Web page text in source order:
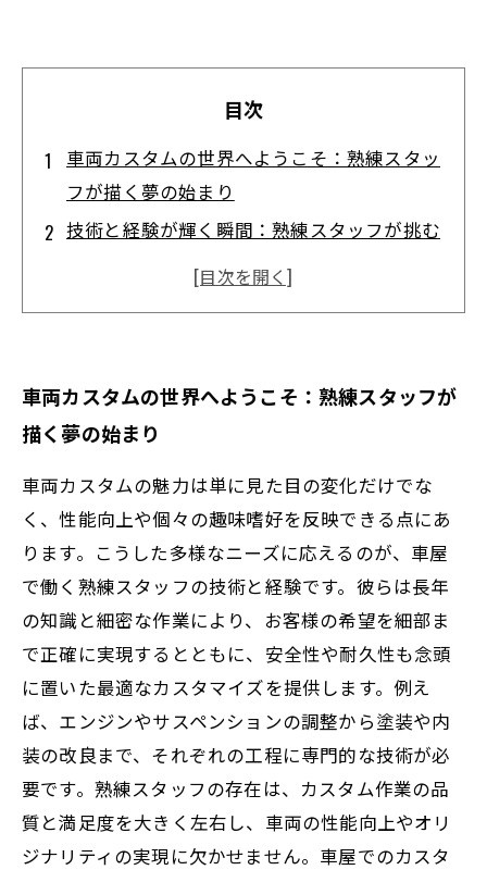
目次
車両カスタムの世界へようこそ：熟練スタッ
フが描く夢の始まり
技術と経験が輝く瞬間：熟練スタッフが挑む
細部へのこだわり
オンリーワンの車両カスタム
カスタムがもたらす価値と未来：熟練スタッ
フと共に進む次の一歩
車屋に欠かせない存在：熟練スタッフの技術
力が支える車両カスタムの魅力
信頼できる技術者とは？熟練スタッフの真価
を知るためのポイント
車両カスタムの世界へようこそ：熟練スタッフが
描く夢の始まり
車両カスタムの魅力は単に見た目の変化だけでな
く、性能向上や個々の趣味嗜好を反映できる点にあ
ります。こうした多様なニーズに応えるのが、車屋
で働く熟練スタッフの技術と経験です。彼らは長年
の知識と細密な作業により、お客様の希望を細部ま
で正確に実現するとともに、安全性や耐久性も念頭
に置いた最適なカスタマイズを提供します。例え
ば、エンジンやサスペンションの調整から塗装や内
装の改良まで、それぞれの工程に専門的な技術が必
要です。熟練スタッフの存在は、カスタム作業の品
質と満足度を大きく左右し、車両の性能向上やオリ
ジナリティの実現に欠かせません。車屋でのカスタ